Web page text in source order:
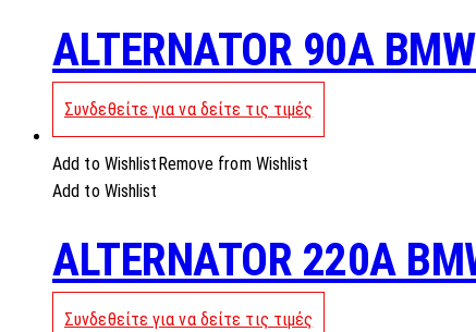
ALTERNATOR 90A
Συνδεθείτε για να δείτε τις τιμές
Add to Wishlist Remove from Wishlist
Add to Wishlist
ALTERNATOR 220A
Συνδεθείτε για να δείτε τις τιμές